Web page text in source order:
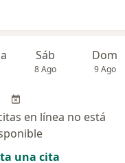
Sáb
8 Ago
Dom
9 Ago
en línea no está
una cita